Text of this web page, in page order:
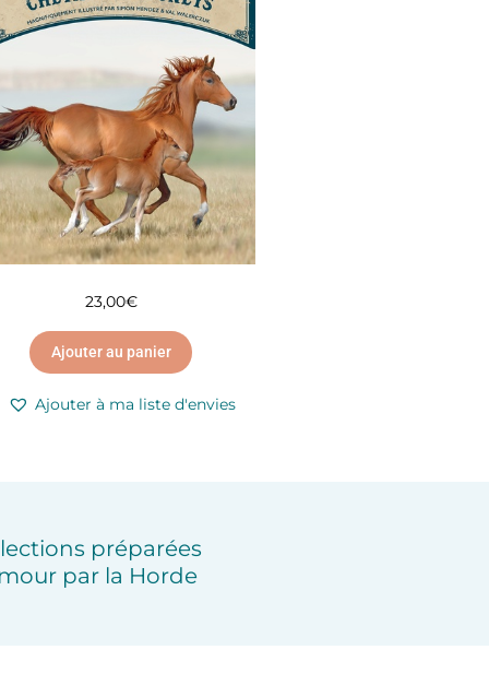
23,00€
Ajouter au panier
Ajouter à ma liste d'envies
préparées
par la Horde